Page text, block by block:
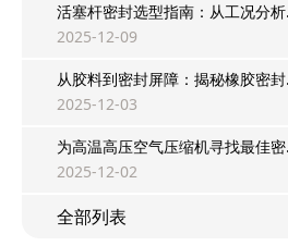
活塞杆密封选型指南：从工况分
2025-12-09
从胶料到密封屏障：揭秘橡胶密
2025-12-03
为高温高压空气压缩机寻找最佳
2025-12-02
全部列表